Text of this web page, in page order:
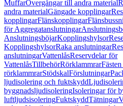
MuffarÖvergångar till andra material
andra materialGängade kopplingar
kopplingarFlänskopplingar
för Aggregatanslutningar
AnslutningsböjarKopplingshylsor
KopplingshylsorRaka anslutningar
anslutningarVattenlåsReservdelar för
VattenlåsTillbehörRörklammrar
rörklammrarStödskalFörslutningar
ljudisolering och fuktskydd
byggnadsljudisoleringIsoleringar för
luftljudsisoleringFuktskyddTätningar